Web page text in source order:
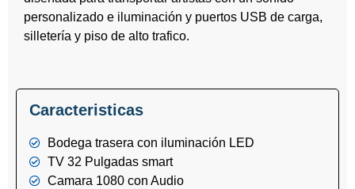
personalizado e iluminación y puertos USB de carga,
silletería y piso de alto trafico.
Caracteristicas
Bodega trasera con iluminación LED
TV 32 Pulgadas smart
Camara 1080 con Audio